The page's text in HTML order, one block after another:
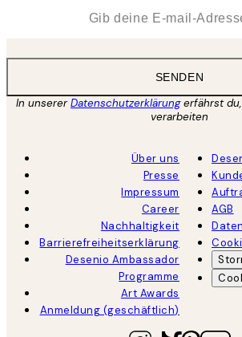
SENDEN
In unsererDatenschutzerklärungerfährst du,
verarbeiten
Über uns
Presse
Impressum
Career
Nachhaltigkeit
Barrierefreiheitserklärung
Desenio Ambassador
Programme
Art Awards
Anmeldung (geschäftlich)
AGB